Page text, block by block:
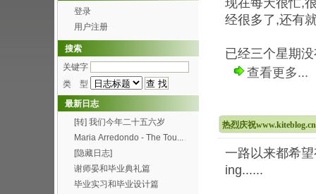
现在每天很忙,
经很多了,还有
已经三个星期
查看更多...
热烈庆祝
一路以来都希
ing......
登录
用户注册
搜索
关键字
类 型
最新日志
[转] 我们今年二十五六岁
Maria Arredondo - The Tou...
[隐藏日志]
谢师晏和毕业典礼篇
毕业实习和毕业设计篇